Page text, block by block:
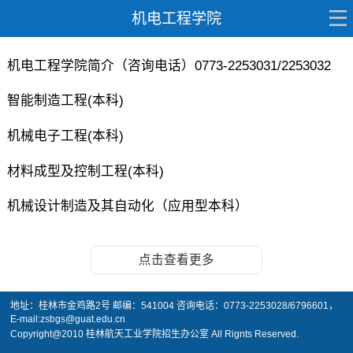
机电工程学院
机电工程学院简介（咨询电话）0773-2253031/2253032
智能制造工程(本科)
机械电子工程(本科)
材料成型及控制工程(本科)
机械设计制造及其自动化（应用型本科）
点击查看更多
地址：桂林市金鸡路2号 邮编：541004 咨询电话：0773-2253028/6796601，
E-mail:zsbgs@guat.edu.cn
Copyright@2010 桂林航天工业学院招生办公室 All Rignts Reserved.